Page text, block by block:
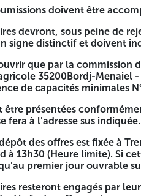
doivent être
devront, sous peine de
signe distinctif et doivent
que par la commission
35200Bordj-Menaiel
de capacités minimales
être présentées
fera à l'adresse sus indiquée.
des offres est fixée à
à 13h30 (Heure limite). Si
premier jour ouvrable
resteront engagés par